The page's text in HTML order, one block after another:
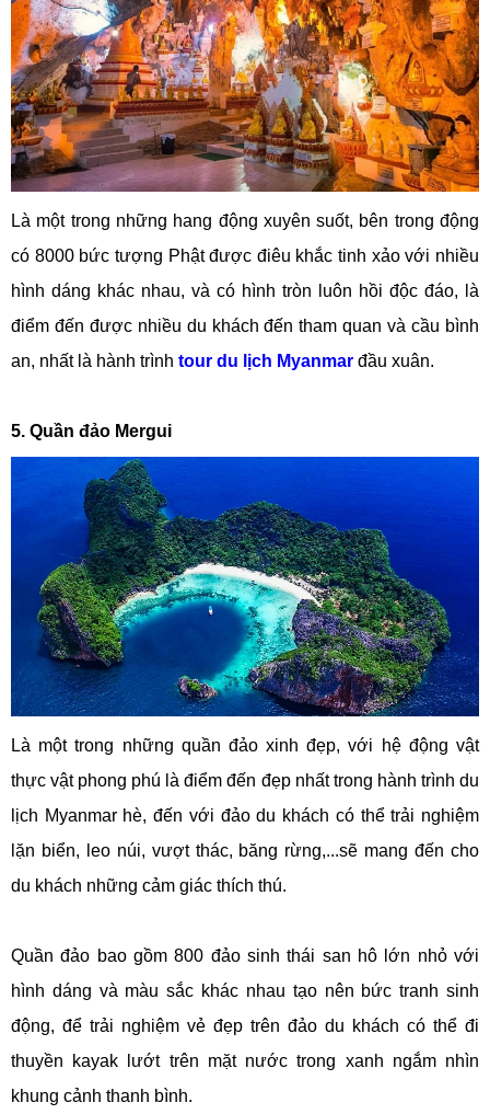
Là một trong những hang động xuyên suốt, bên trong động
có 8000 bức tượng Phật được điêu khắc tinh xảo với nhiều
hình dáng khác nhau, và có hình tròn luôn hồi độc đáo, là
điểm đến được nhiều du khách đến tham quan và cầu bình
an, nhất là hành trình tour du lịch Myanmar đầu xuân.
5. Quần đảo Mergui
Là một trong những quần đảo xinh đẹp, với hệ động vật
thực vật phong phú là điểm đến đẹp nhất trong hành trình du
lịch Myanmar hè, đến với đảo du khách có thể trải nghiệm
lặn biển, leo núi, vượt thác, băng rừng,...sẽ mang đến cho
du khách những cảm giác thích thú.
Quần đảo bao gồm 800 đảo sinh thái san hô lớn nhỏ với
hình dáng và màu sắc khác nhau tạo nên bức tranh sinh
động, để trải nghiệm vẻ đẹp trên đảo du khách có thể đi
thuyền kayak lướt trên mặt nước trong xanh ngắm nhìn
khung cảnh thanh bình.